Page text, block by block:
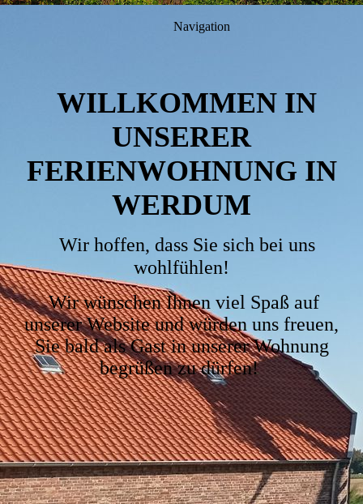
Navigation
WILLKOMMEN IN
UNSERER
FERIENWOHNUNG IN
WERDUM
Wir hoffen, dass Sie sich bei uns
wohlfühlen!
Wir wünschen Ihnen viel Spaß auf
unserer Website und würden uns freuen,
Sie bald als Gast in unserer Wohnung
begrüßen zu dürfen!